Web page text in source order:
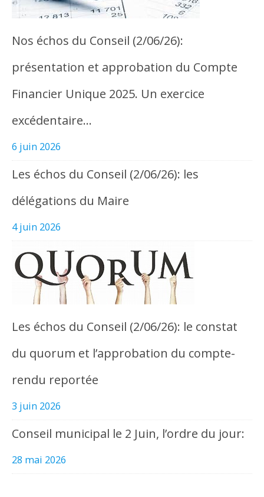
Nos échos du Conseil (2/06/26):
présentation et approbation du Compte
Financier Unique 2025. Un exercice
excédentaire…
6 juin 2026
Les échos du Conseil (2/06/26): les
délégations du Maire
4 juin 2026
Les échos du Conseil (2/06/26): le constat
du quorum et l’approbation du compte-
rendu reportée
3 juin 2026
Conseil municipal le 2 Juin, l’ordre du jour:
28 mai 2026